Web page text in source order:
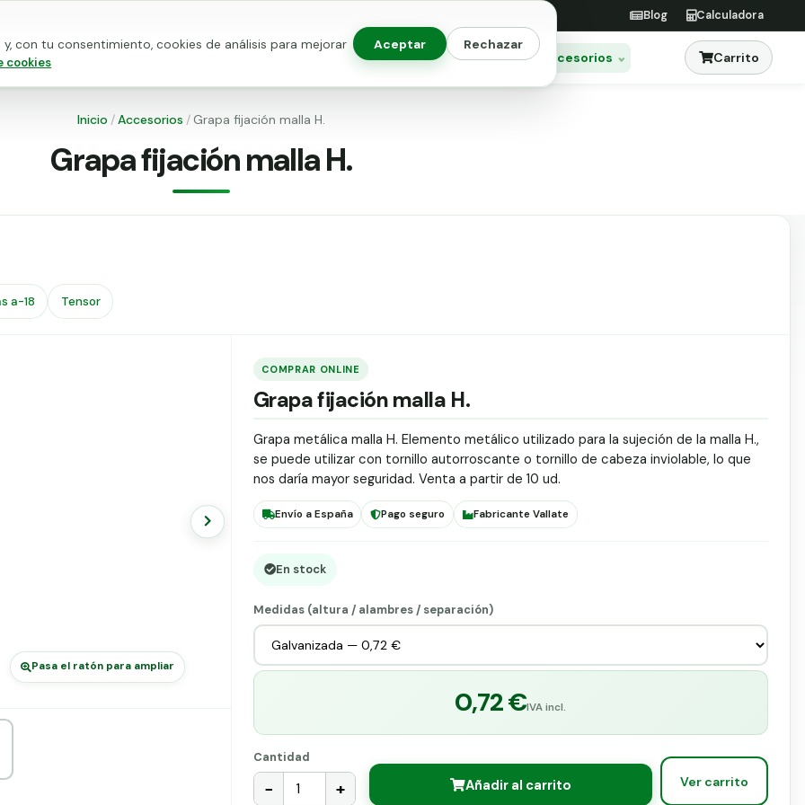
con tu consentimiento, cookies de análisis para mejorar
cookies
Aceptar Rechazar
Blog Calculadora
para vallado Alambres Jardinería Accesorios Carrito
Inicio /Accesorios / Grapa fijación malla H.
Grapa fijación malla H.
a-18 Tensor
Pasa el ratón para ampliar
COMPRAR ONLINE
Grapa fijación malla H.
Grapa metálica malla H. Elemento metálico utilizado para la sujeción de la malla H.,
se puede utilizar con tornillo autorroscante o tornillo de cabeza inviolable, lo que
nos daría mayor seguridad. Venta a partir de 10 ud.
Envío a España Pago seguro Fabricante Vallate
En stock
Medidas (altura / alambres / separación)
0,72 €IVA incl.
Cantidad
− + Añadir al carrito Ver carrito